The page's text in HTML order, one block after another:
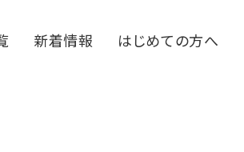
新着情報 はじめての方へ